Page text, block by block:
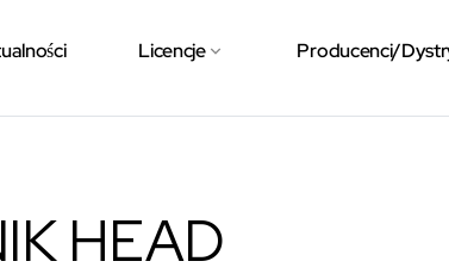
Licencje Producenci/
HEAD